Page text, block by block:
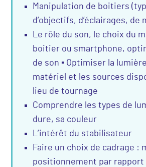
Manipulation de boitiers
d’objectifs, d’éclairages, de
Le rôle du son, le choix du
boitier ou smartphone,
de son ▪ Optimiser la
matériel et les sources
lieu de tournage
Comprendre les types de
dure, sa couleur
L’intérêt du stabilisateur
Faire un choix de cadrage :
positionnement par rapport